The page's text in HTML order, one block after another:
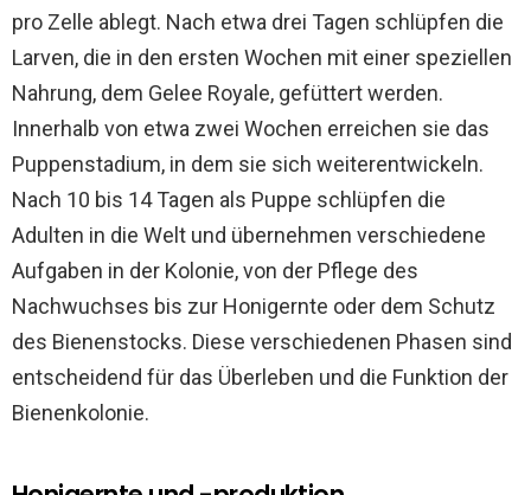
pro Zelle ablegt. Nach etwa drei Tagen schlüpfen die
Larven, die in den ersten Wochen mit einer speziellen
Nahrung, dem Gelee Royale, gefüttert werden.
Innerhalb von etwa zwei Wochen erreichen sie das
Puppenstadium, in dem sie sich weiterentwickeln.
Nach 10 bis 14 Tagen als Puppe schlüpfen die
Adulten in die Welt und übernehmen verschiedene
Aufgaben in der Kolonie, von der Pflege des
Nachwuchses bis zur Honigernte oder dem Schutz
des Bienenstocks. Diese verschiedenen Phasen sind
entscheidend für das Überleben und die Funktion der
Bienenkolonie.